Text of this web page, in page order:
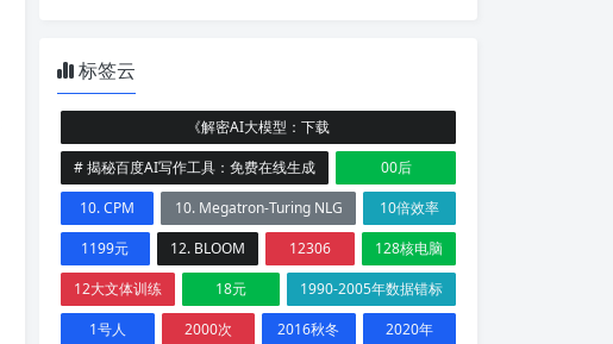
标签云
《解密AI大模型：下载
# 揭秘百度AI写作工具：免费在线生成
00后
10. CPM
10. Megatron-Turing NLG
10倍效率
1199元
12. BLOOM 12306
128核电脑
12大文体训练
18元
1990-2005年数据错标
1号人
2000次 2016秋冬
2020年